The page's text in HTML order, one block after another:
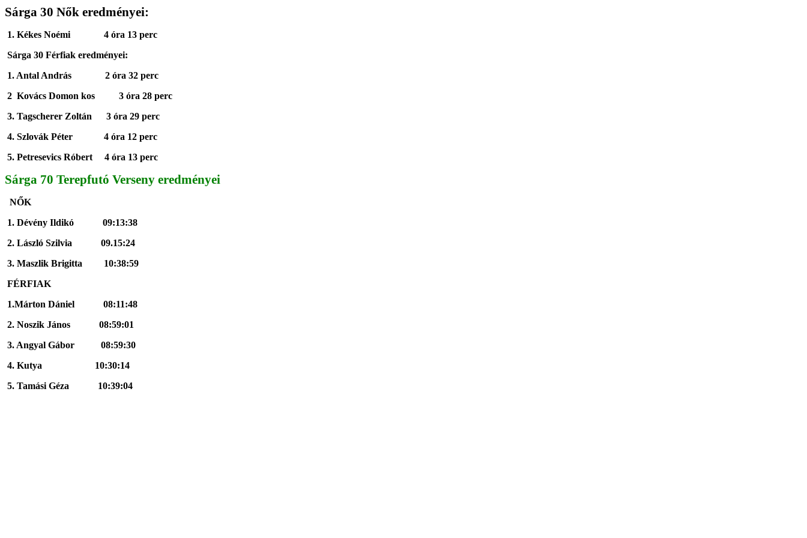
Sárga 30 Nők eredményei:
1. Kékes Noémi 4 óra 13 perc
Sárga 30 Férfiak eredményei:
1. Antal András 2 óra 32 perc
2 Kovács Domon kos 3 óra 28 perc
3. Tagscherer Zoltán 3 óra 29 perc
4. Szlovák Péter 4 óra 12 perc
5. Petresevics Róbert 4 óra 13 perc
Sárga 70 Terepfutó Verseny eredményei
NŐK
1. Dévény Ildikó 09:13:38
2. László Szilvia 09.15:24
3. Maszlik Brigitta 10:38:59
FÉRFIAK
1.Márton Dániel 08:11:48
2. Noszik János 08:59:01
3. Angyal Gábor 08:59:30
4. Kutya 10:30:14
5. Tamási Géza 10:39:04